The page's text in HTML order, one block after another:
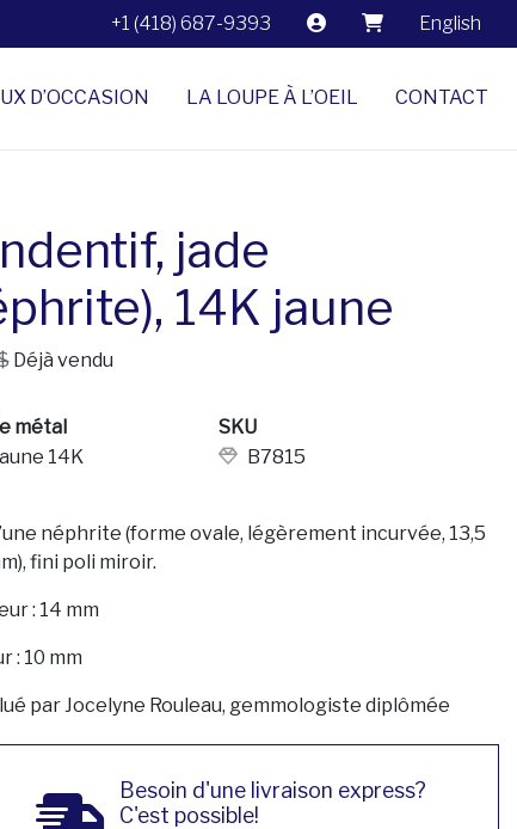
+1 (418) 687-9393 English
D’OCCASION LA LOUPE À L’OEIL CONTACT
jade
14K jaune
Déjà vendu
métal
14K
SKU
B7815
néphrite (forme ovale, légèrement incurvée, 13,5
fini poli miroir.
: 14 mm
: 10 mm
par Jocelyne Rouleau, gemmologiste diplômée
Besoin d'une livraison express?
C'est possible!